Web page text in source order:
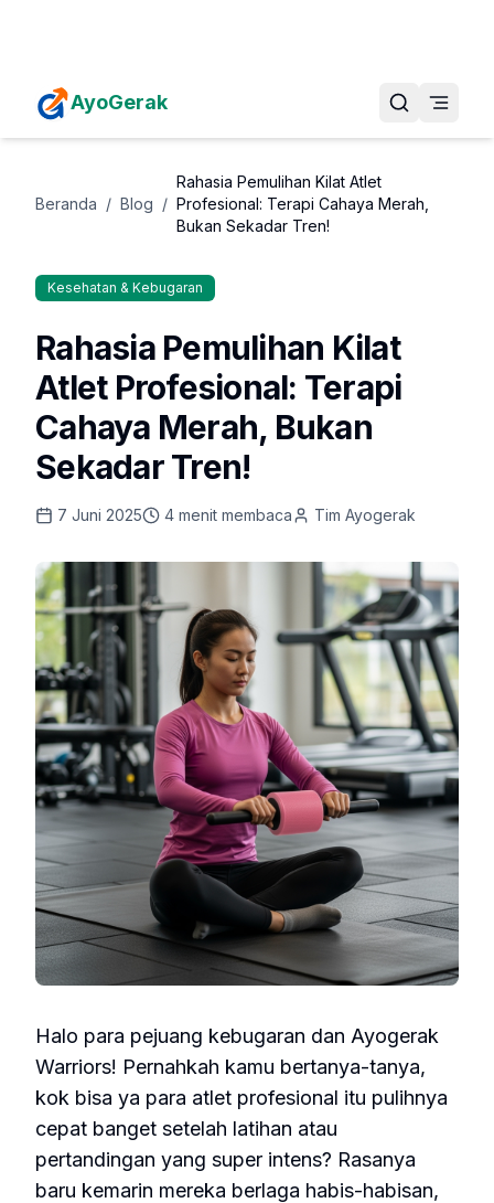
AyoGerak
Beranda / Blog /
Rahasia Pemulihan Kilat Atlet
Profesional: Terapi Cahaya Merah,
Bukan Sekadar Tren!
Kesehatan & Kebugaran
Rahasia Pemulihan Kilat
Atlet Profesional: Terapi
Cahaya Merah, Bukan
Sekadar Tren!
7 Juni 2025 4 menit membaca Tim Ayogerak
Halo para pejuang kebugaran dan Ayogerak
Warriors! Pernahkah kamu bertanya-tanya,
kok bisa ya para atlet profesional itu pulihnya
cepat banget setelah latihan atau
pertandingan yang super intens? Rasanya
baru kemarin mereka berlaga habis-habisan,